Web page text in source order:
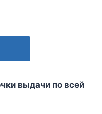
выдачи по всей